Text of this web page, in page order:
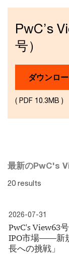
PwC’s
号）
ダウンロ
( PDF 10.3MB )
最新のPwC's
20 results
2026-07-31
PwC's View63
IPO市場――新
長への挑戦」